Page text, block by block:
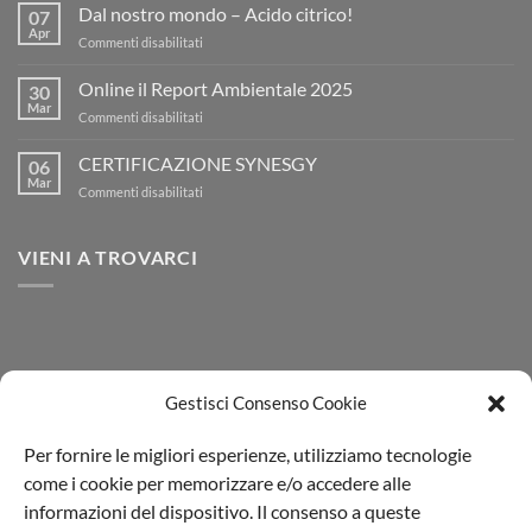
Gestisci Consenso Cookie
Per fornire le migliori esperienze, utilizziamo tecnologie
come i cookie per memorizzare e/o accedere alle
informazioni del dispositivo. Il consenso a queste
nostro
mondo
Fisso!
07
Apr
Dal nostro mondo – Acido citrico!
Commenti disabilitati
nostro
mondo
citrico!
30
Mar
Online il Report Ambientale 2025
Commenti disabilitati
il
Report
06
Mar
CERTIFICAZIONE SYNESGY
Commenti disabilitati
VIENI A TROVARCI